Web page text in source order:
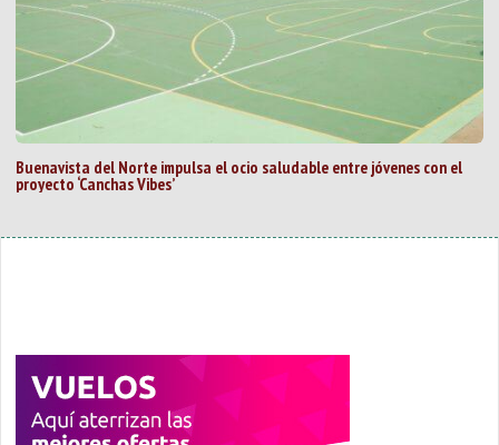
Buenavista del Norte impulsa el ocio saludable entre jóvenes con el
proyecto ‘Canchas Vibes’